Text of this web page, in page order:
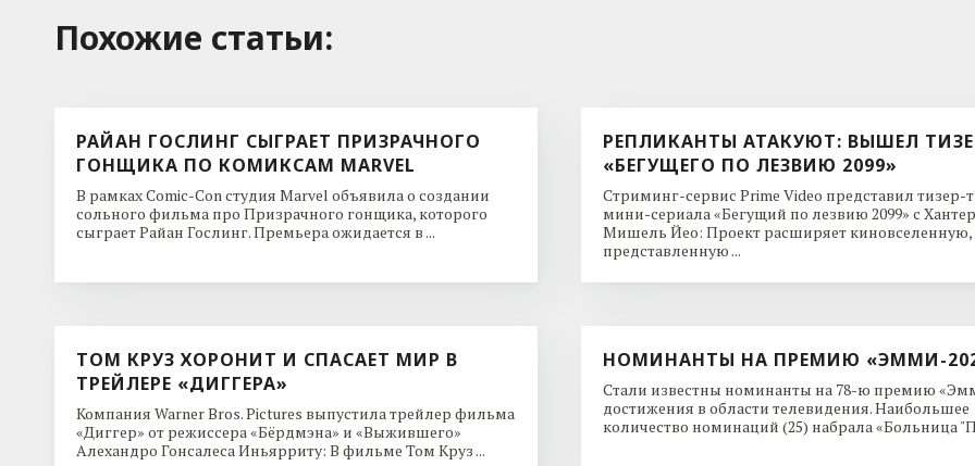
Похожие cтатьи:
РАЙАН ГОСЛИНГ СЫГРАЕТ ПРИЗРАЧНОГО
ГОНЩИКА ПО КОМИКСАМ MARVEL
В рамках Comic-Con студия Marvel объявила о создании
сольного фильма про Призрачного гонщика, которого
сыграет Райан Гослинг. Премьера ожидается в ...
РЕПЛИКАНТЫ АТАКУЮТ: ВЫШЕЛ
«БЕГУЩЕГО ПО ЛЕЗВИЮ 2099»
Стриминг-сервис Prime Video представил тизер-
мини-сериала «Бегущий по лезвию 2099» с
Мишель Йео: Проект расширяет киновселенную,
представленную ...
ТОМ КРУЗ ХОРОНИТ И СПАСАЕТ МИР В
ТРЕЙЛЕРЕ «ДИГГЕРА»
Компания Warner Bros. Pictures выпустила трейлер фильма
«Диггер» от режиссера «Бёрдмэна» и «Выжившего»
Алехандро Гонсалеса Иньярриту: В фильме Том Круз ...
НОМИНАНТЫ НА ПРЕМИЮ «ЭММИ-
Стали известны номинанты на 78-ю премию
достижения в области телевидения. Наибольшее
количество номинаций (25) набрала «Больница